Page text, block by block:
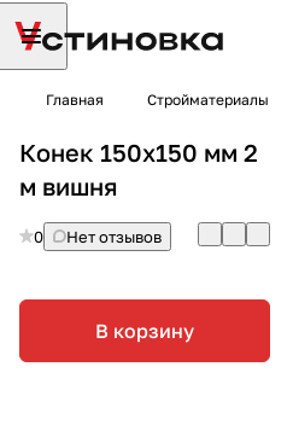
Главная Стройматериалы
Конек 150х150 мм 2
м вишня
0 Нет отзывов
В корзину